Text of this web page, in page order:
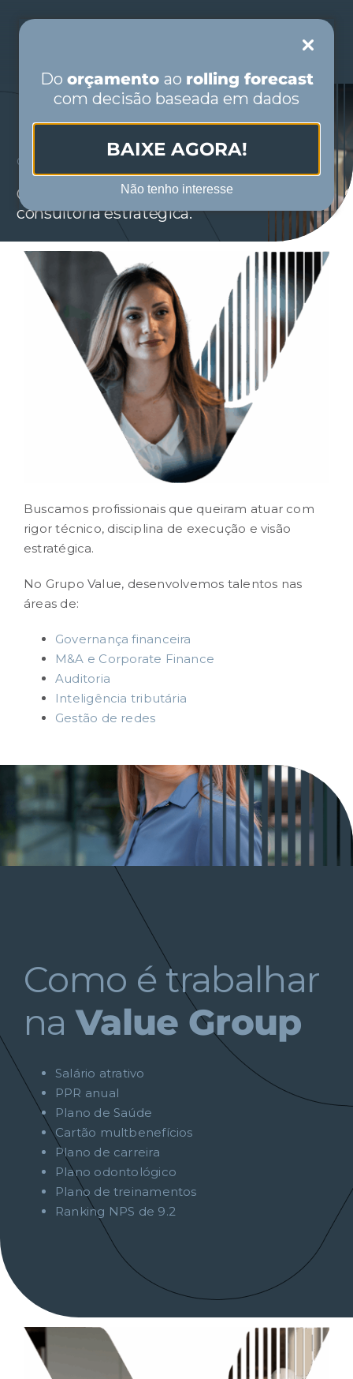
Do orçamento ao rolling forecast
com decisão baseada em dados
BAIXE AGORA!
Não tenho interesse
PORTUGUÊS
ESPAÑOL
SEGMENTOS
SOLUÇÕES
CONTEÚDO
RESULTADOS
Oportunidades Profissionais
Construa sua trajetóriaem
consultoria estratégica.
Buscamos profissionais que queiram atuar com
rigor técnico, disciplina de execução e visão
estratégica.
No Grupo Value, desenvolvemos talentos nas
áreas de:
Governança financeira
M&A e Corporate Finance
Auditoria
Inteligência tributária
Gestão de redes
Como é trabalhar
naValue Group
Salário atrativo
PPR anual
Plano de Saúde
Cartão multbenefícios
Plano de carreira
Plano odontológico
Plano de treinamentos
Ranking NPS de 9.2